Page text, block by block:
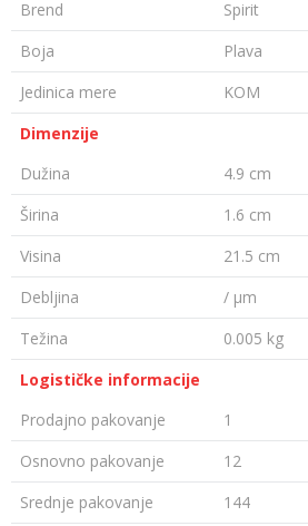
Brend
Spirit
Boja
Plava
Jedinica mere
KOM
Dimenzije
Dužina
4.9 cm
Širina
1.6 cm
Visina
21.5 cm
Debljina
/ µm
Težina
0.005 kg
Logističke informacije
Prodajno pakovanje
1
Osnovno pakovanje
12
Srednje pakovanje
144